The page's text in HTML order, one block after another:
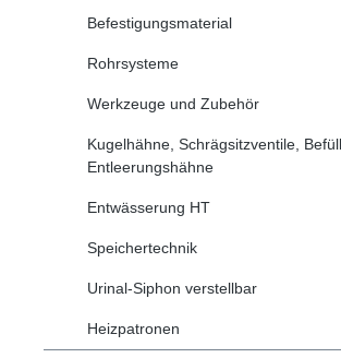
Befestigungsmaterial
Rohrsysteme
Werkzeuge und Zubehör
Kugelhähne, Schrägsitzventile,
Entleerungshähne
Entwässerung HT
Speichertechnik
Urinal-Siphon verstellbar
Heizpatronen